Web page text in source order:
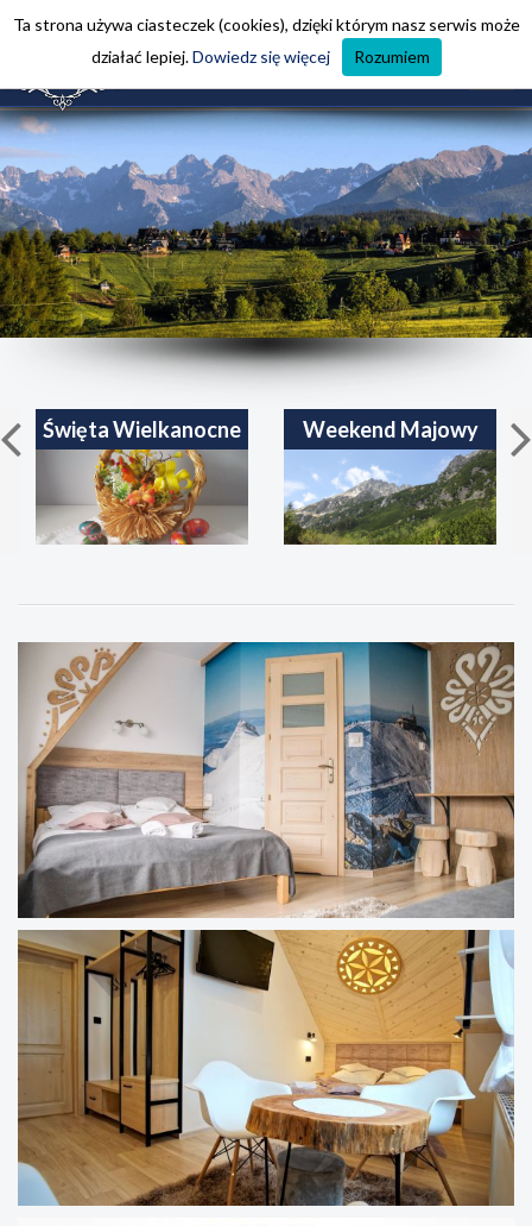
U Janiny - noclegi w Bukowinie Tatrzańskiej
Święta Wielkanocne Weekend Majowy
Ta strona używa ciasteczek (cookies), dzięki którym nasz serwis może
działać lepiej.Dowiedz się więcej Rozumiem